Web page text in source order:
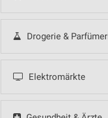
Drogerie &
Elektromärkte